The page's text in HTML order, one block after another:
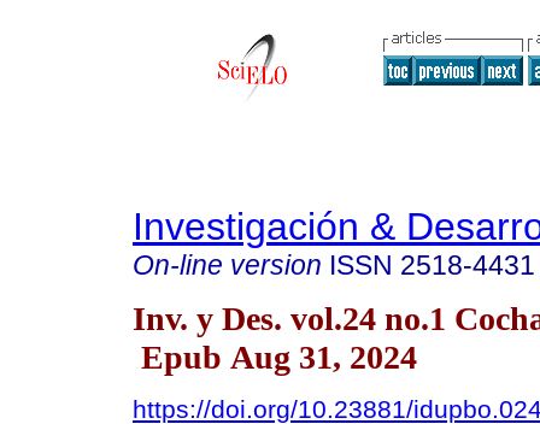
Investigación &
On-line version ISSN 2518-4431
Inv. y Des. vol.24 no.1
Epub Aug 31, 2024
https://doi.org/10.23881/